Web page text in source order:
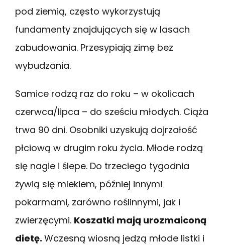
pod ziemią, często wykorzystują
fundamenty znajdujących się w lasach
zabudowania. Przesypiają zimę bez
wybudzania.
Samice rodzą raz do roku – w okolicach
czerwca/lipca – do sześciu młodych. Ciąża
trwa 90 dni. Osobniki uzyskują dojrzałość
płciową w drugim roku życia. Młode rodzą
się nagie i ślepe. Do trzeciego tygodnia
żywią się mlekiem, później innymi
pokarmami, zarówno roślinnymi, jak i
zwierzęcymi. Koszatki mają urozmaiconą
dietę. Wczesną wiosną jedzą młode listki i